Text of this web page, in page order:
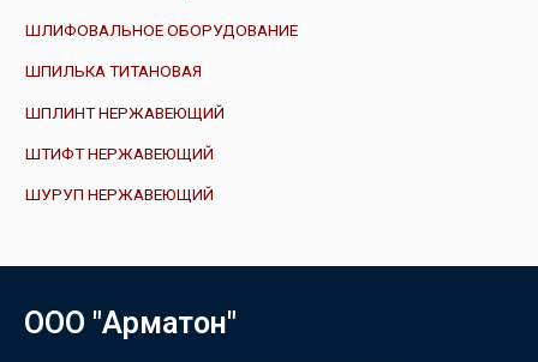
ШЛИФОВАЛЬНОЕ ОБОРУДОВАНИЕ
ШПИЛЬКА ТИТАНОВАЯ
ШПЛИНТ НЕРЖАВЕЮЩИЙ
ШТИФТ НЕРЖАВЕЮЩИЙ
ШУРУП НЕРЖАВЕЮЩИЙ
ООО "Арматон"